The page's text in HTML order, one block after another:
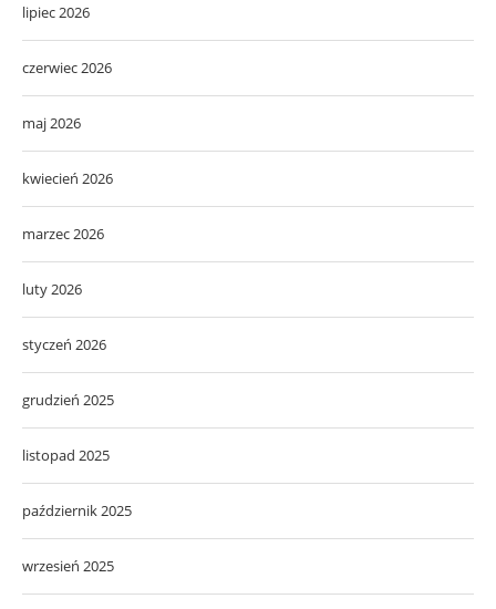
lipiec 2026
czerwiec 2026
maj 2026
kwiecień 2026
marzec 2026
luty 2026
styczeń 2026
grudzień 2025
listopad 2025
październik 2025
wrzesień 2025